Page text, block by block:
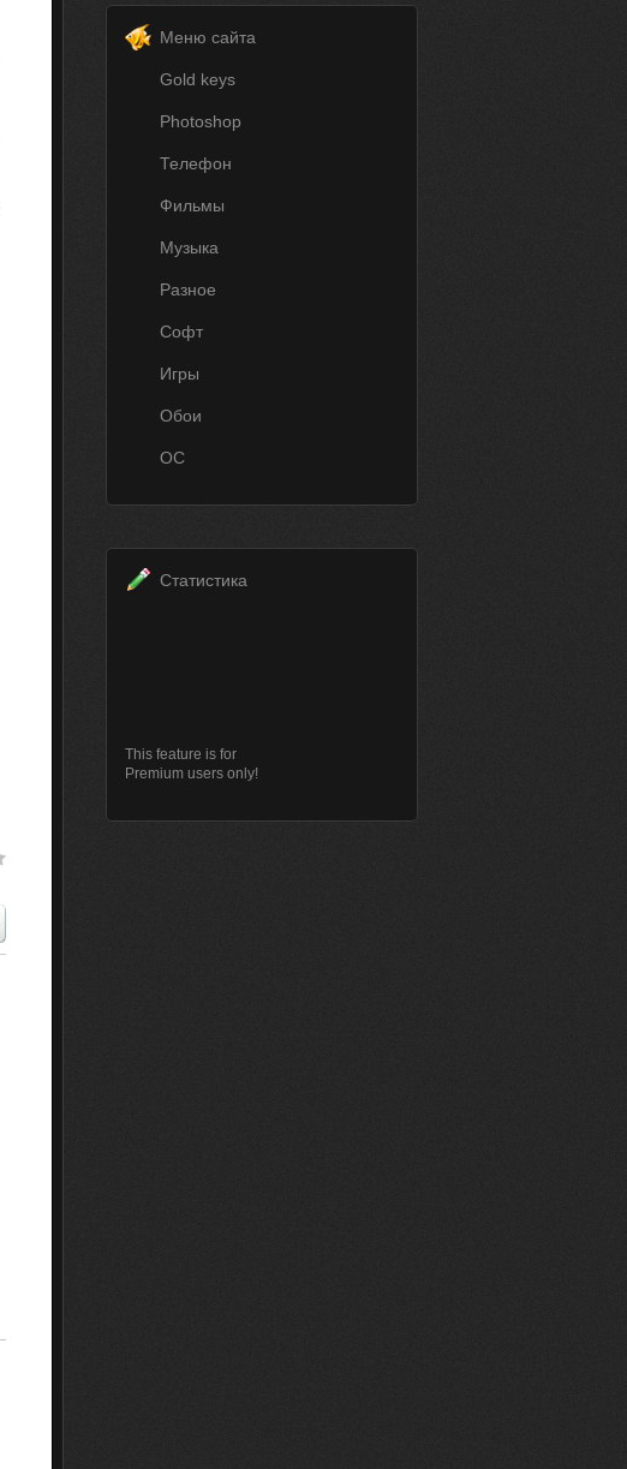
Меню сайта
Gold keys
Photoshop
Телефон
Фильмы
Музыка
Разное
Софт
Игры
Обои
ОС
Статистика
This feature is for
Premium users only!